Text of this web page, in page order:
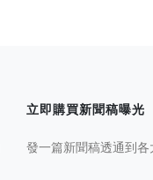
立即購買新聞稿曝光
發一篇新聞稿透通到